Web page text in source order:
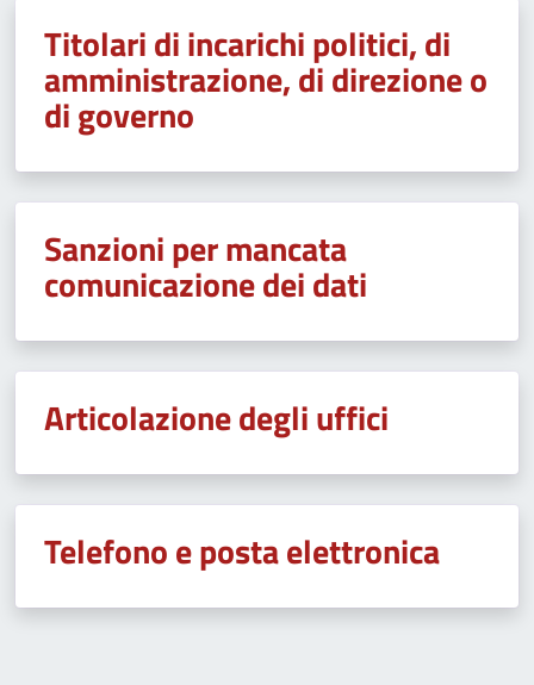
Titolari di incarichi politici, di
amministrazione, di direzione o
di governo
Sanzioni per mancata
comunicazione dei dati
Articolazione degli uffici
Telefono e posta elettronica